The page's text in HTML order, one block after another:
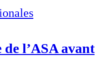
l’ASA avant